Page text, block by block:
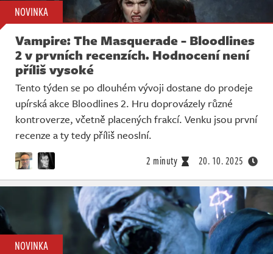
NOVINKA
Vampire: The Masquerade - Bloodlines
2 v prvních recenzích. Hodnocení není
příliš vysoké
Tento týden se po dlouhém vývoji dostane do prodeje
upírská akce Bloodlines 2. Hru doprovázely různé
kontroverze, včetně placených frakcí. Venku jsou první
recenze a ty tedy příliš neoslní.
2 minuty 20. 10. 2025
NOVINKA